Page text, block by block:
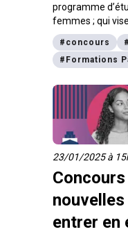
programme
femmes ; qui
genre, à
répondre à une
entreprises en
d’études
Matisse
formation et
# concours #
# Formations
23/01/2025 à
entrer en